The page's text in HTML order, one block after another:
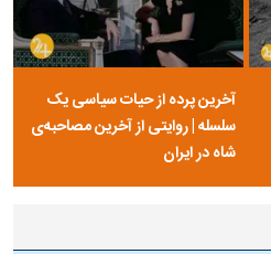
آخرین پرده از حیات سیاسی یک
سلسله | روایتی از آخرین مصاحبه‌ی
شاه در ایران